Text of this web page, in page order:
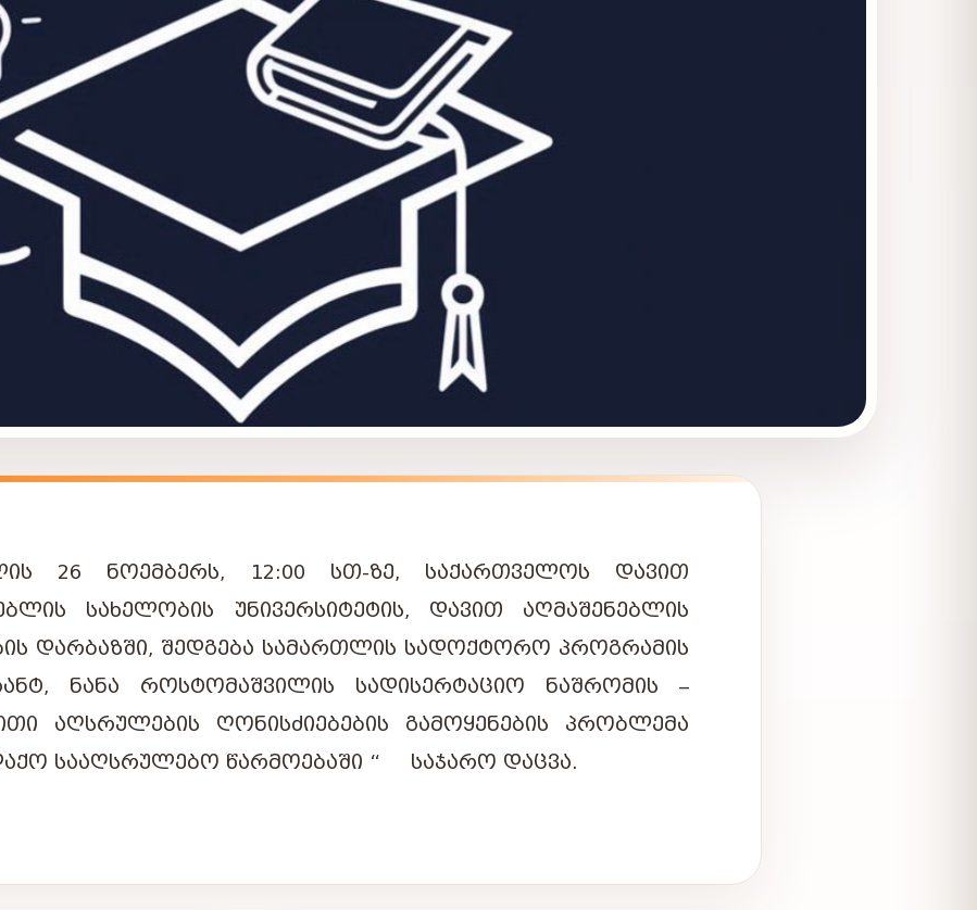
26 ᲜᲝᲔᲛᲑᲔᲠᲡ, 12:00 ᲡᲗ-ᲖᲔ, ᲡᲐᲥᲐᲠᲗᲕᲔᲚᲝᲡ ᲓᲐᲕᲘᲗ
ᲡᲐᲮᲔᲚᲝᲑᲘᲡ ᲣᲜᲘᲕᲔᲠᲡᲘᲢᲔᲢᲘᲡ, ᲓᲐᲕᲘᲗ ᲐᲦᲛᲐᲨᲔᲜᲔᲑᲚᲘᲡ
ᲓᲐᲠᲑᲐᲖᲨᲘ, ᲨᲔᲓᲒᲔᲑᲐ ᲡᲐᲛᲐᲠᲗᲚᲘᲡ ᲡᲐᲓᲝᲥᲢᲝᲠᲝ ᲞᲠᲝᲒᲠᲐᲛᲘᲡ
ᲜᲐᲜᲐ ᲠᲝᲡᲢᲝᲛᲐᲨᲕᲘᲚᲘᲡ ᲡᲐᲓᲘᲡᲔᲠᲢᲐᲪᲘᲝ ᲜᲐᲨᲠᲝᲛᲘᲡ –
ᲐᲦᲡᲠᲣᲚᲔᲑᲘᲡ ᲦᲝᲜᲘᲡᲫᲘᲔᲑᲔᲑᲘᲡ ᲒᲐᲛᲝᲧᲔᲜᲔᲑᲘᲡ ᲞᲠᲝᲑᲚᲔᲛᲐ
ᲡᲐᲐᲦᲡᲠᲣᲚᲔᲑᲝ ᲬᲐᲠᲛᲝᲔᲑᲐᲨᲘ “ ᲡᲐᲯᲐᲠᲝ ᲓᲐᲪᲕᲐ.